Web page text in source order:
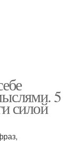
5
силой